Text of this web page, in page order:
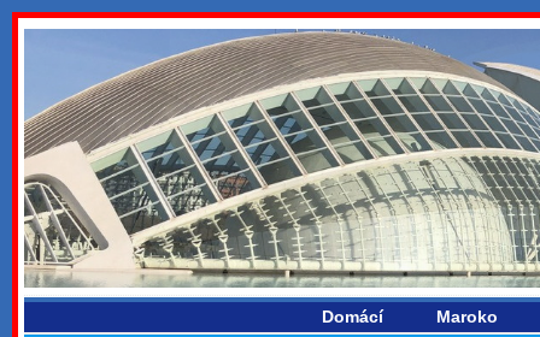
bydlikemevropou.com
Domácí Maroko